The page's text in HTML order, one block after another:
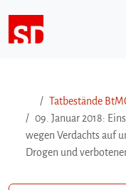
Tatbestände
09. Januar 2018:
wegen Verdachts auf
Drogen und